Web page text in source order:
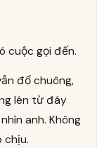
cuộc gọi đến.
đổ chuông,
lên từ đáy
anh. Không
chịu.